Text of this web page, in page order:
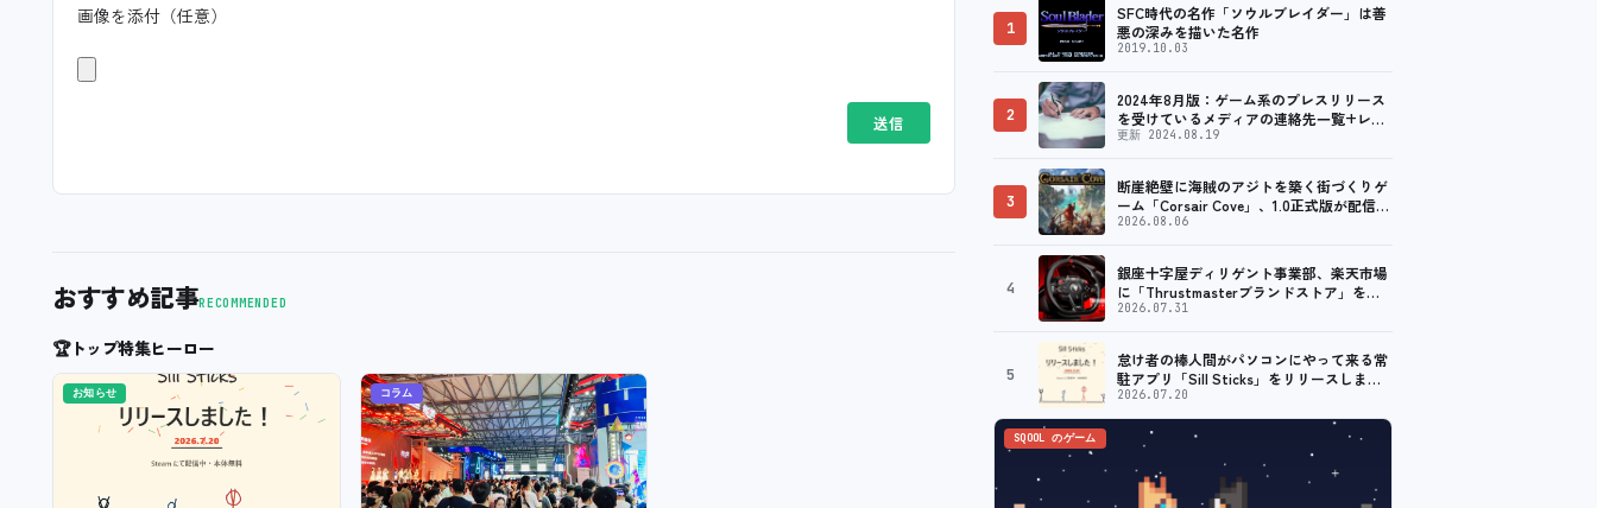
画像を添付（任意）
おすすめ記事RECOMMENDED
🏆トップ特集ヒーロー
お知らせ コラム
1
SFC時代の名作「ソウルブレイダー」は善
悪の深みを描いた名作
2019.10.03
2
2024年8月版：ゲーム系のプレスリリース
を受けているメディアの連絡先一覧+レビ
ュー依頼先一覧
更新 2024.08.19
3
断崖絶壁に海賊のアジトを築く街づくりゲ
ーム「Corsair Cove」、1.0正式版が配信開
始！
2026.08.06
4
銀座十字屋ディリゲント事業部、楽天市場
に「Thrustmasterブランドストア」をオ
ープン。記念キャンペーンでポイントアッ
2026.07.31
5
怠け者の棒人間がパソコンにやって来る常
駐アプリ「Sill Sticks」をリリースしまし
た！
2026.07.20
SQOOL のゲーム